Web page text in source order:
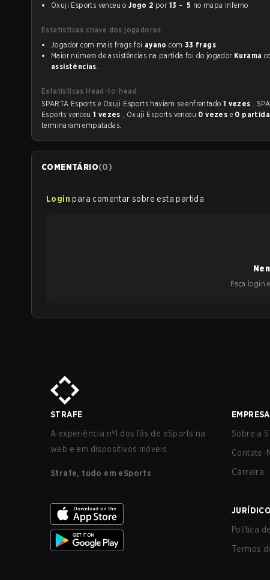
Oxuji Esports venceu oJogo 2 por 13 - 5 no mapa Inferno
Estatísticas chave dos jogadores
Jogador com mais frags foi ayano com 33 frags.
Maior número de assistências na partida foi do jogador Kurama
assistências.
Estatísticas Head-to-head
SPARTA Esports e Oxuji Esports haviam se enfrentado 1 vezes .
Esports venceu 1 vezes , Oxuji Esports venceu 0 vezes e 0
terminaram empatadas.
COMENTÁRIO(0)
Login para comentar sobre esta partida
Faça login
STRAFE
A experiência nº1 dos fãs de eSports na
web e em dispositivos móveis.
Strafe, tudo em eSports
EMPRESA
Sobre a
Contate-
Carreira
JURÍDICO
Política
Termos